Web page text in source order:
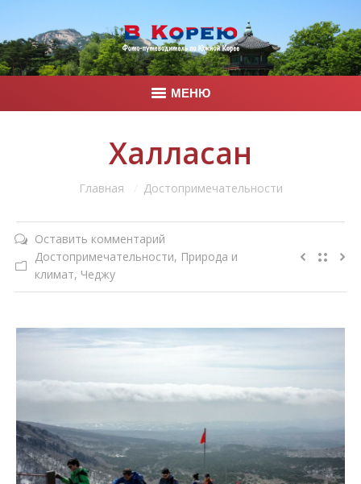
МЕНЮ
Контакты
Халласан
Главная Достопримечательности
Оставить комментарий
Достопримечательности, Природа и
климат, Чеджу